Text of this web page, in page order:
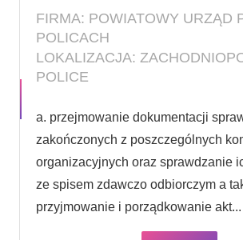
FIRMA: POWIATOWY URZĄD
POLICACH
LOKALIZACJA:
POLICE
a. przejmowanie dokumentacji
zakończonych z poszczególnych
organizacyjnych oraz sprawdzanie
ze spisem zdawczo odbiorczym a
przyjmowanie i porządkowanie akt...